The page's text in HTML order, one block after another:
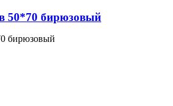
50*70 бирюзовый
бирюзовый